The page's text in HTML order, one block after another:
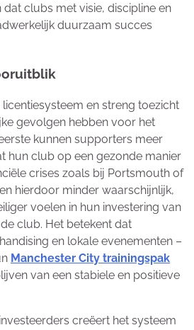
clubs met visie, discipline en
duurzaam succes
licentiesysteem en streng toezicht
gevolgen hebben voor het
kunnen supporters meer
hun club op een gezonde manier
crises zoals bij Portsmouth of
hierdoor minder waarschijnlijk,
voelen in hun investering van
club. Het betekent dat
en lokale evenementen –
Manchester City trainingspak
van een stabiele en positieve
creëert het systeem